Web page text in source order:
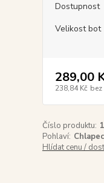
Dostupnost
Velikost bot
289,00
238,84 Kč bez
Číslo produktu:
Pohlaví:
Hlídat cenu /